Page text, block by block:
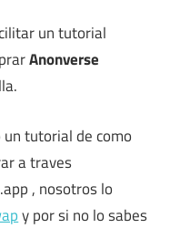
un tutorial
Anonverse
tutorial de como
a traves
, nosotros lo
y por si no lo sabes